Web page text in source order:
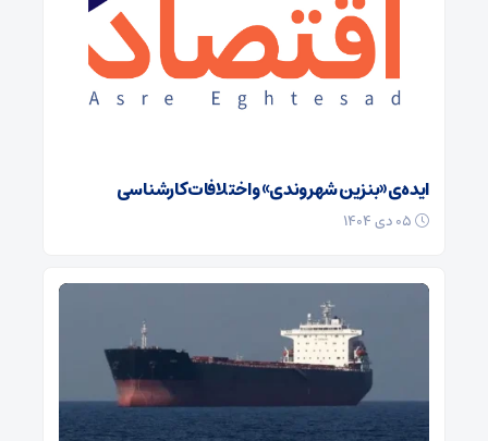
ایده‌ی «بنزین شهروندی» و اختلافات کارشناسی